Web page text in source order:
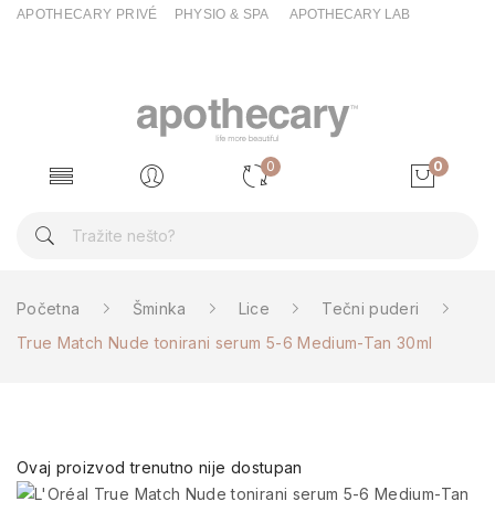
APOTHECARY PRIVÉ PHYSIO & SPA APOTHECARY LAB
0 0
Početna Šminka Lice
Tečni puderi
True Match Nude tonirani serum 5-6 Medium-Tan 30ml
Ovaj proizvod trenutno nije dostupan